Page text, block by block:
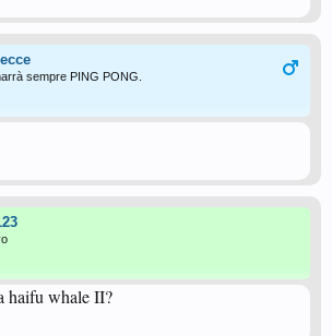
sempre PING PONG.
haifu whale II?